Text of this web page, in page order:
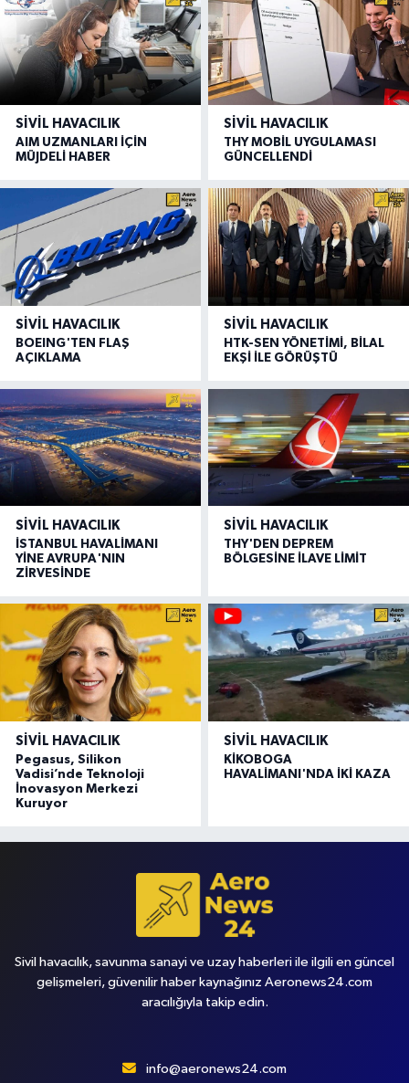
SIVIL HAVACILIK
AIM UZMANLARI İÇİN
MÜJDELİ HABER
SIVIL HAVACILIK
THY MOBİL UYGULAMASI
GÜNCELLENDİ
SIVIL HAVACILIK
BOEING'TEN FLAŞ
AÇIKLAMA
SIVIL HAVACILIK
HTK-SEN YÖNETİMİ, BİLAL
EKŞİ İLE GÖRÜŞTÜ
SIVIL HAVACILIK
İSTANBUL HAVALİMANI
YİNE AVRUPA'NIN
ZİRVESİNDE
SIVIL HAVACILIK
THY'DEN DEPREM
BÖLGESİNE İLAVE LİMİT
SIVIL HAVACILIK
Pegasus, Silikon
Vadisi’nde Teknoloji
İnovasyon Merkezi
Kuruyor
SIVIL HAVACILIK
KİKOBOGA
HAVALİMANI'NDA İKİ KAZA
Sivil havacılık, savunma sanayi ve uzay haberleri ile ilgili en güncel
gelişmeleri, güvenilir haber kaynağınız Aeronews24.com
aracılığıyla takip edin.
info@aeronews24.com